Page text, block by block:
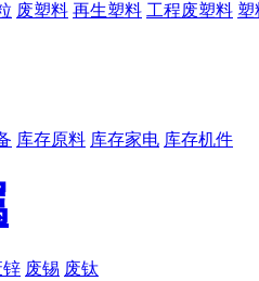
废塑料 再生塑料 工程废塑料 塑
库存原料 库存家电 库存机件
锌 废锡 废钛